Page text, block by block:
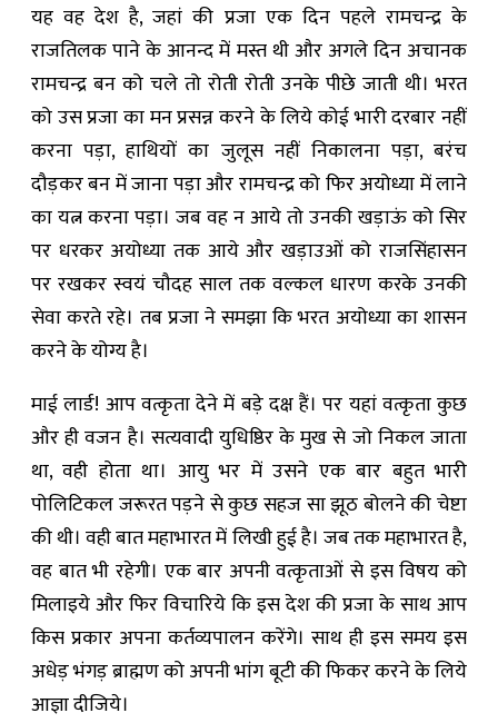
यह वह देश है, जहां की प्रजा एक दिन पहले रामचन्द्र के
राजतिलक पाने के आनन्द में मस्त थी और अगले दिन अचानक
रामचन्द्र बन को चले तो रोती रोती उनके पीछे जाती थी। भरत
को उस प्रजा का मन प्रसन्न करने के लिये कोई भारी दरबार नहीं
करना पड़ा, हाथियों का जुलूस नहीं निकालना पड़ा, बरंच
दौड़कर बन में जाना पड़ा और रामचन्द्र को फिर अयोध्या में लाने
का यत्न करना पड़ा। जब वह न आये तो उनकी खड़ाऊं को सिर
पर धरकर अयोध्या तक आये और खड़ाउओं को राजसिंहासन
पर रखकर स्वयं चौदह साल तक वल्कल धारण करके उनकी
सेवा करते रहे। तब प्रजा ने समझा कि भरत अयोध्या का शासन
करने के योग्य है।
माई लार्ड! आप वत्कृता देने में बड़े दक्ष हैं। पर यहां वत्कृता कुछ
और ही वजन है। सत्यवादी युधिष्ठिर के मुख से जो निकल जाता
था, वही होता था। आयु भर में उसने एक बार बहुत भारी
पोलिटिकल जरूरत पड़ने से कुछ सहज सा झूठ बोलने की चेष्टा
की थी। वही बात महाभारत में लिखी हुई है। जब तक महाभारत है,
वह बात भी रहेगी। एक बार अपनी वत्कृताओं से इस विषय को
मिलाइये और फिर विचारिये कि इस देश की प्रजा के साथ आप
किस प्रकार अपना कर्तव्यपालन करेंगे। साथ ही इस समय इस
अधेड़ भंगड़ ब्राह्मण को अपनी भांग बूटी की फिकर करने के लिये
आज्ञा दीजिये।